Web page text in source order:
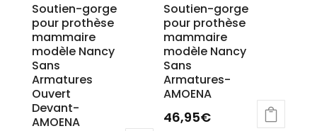
Soutien-gorge
pour prothèse
mammaire
modèle Nancy
Sans
Armatures
Ouvert
Devant-
AMOENA
Soutien-gorge
pour prothèse
mammaire
modèle Nancy
Sans
Armatures-
AMOENA
46,95€